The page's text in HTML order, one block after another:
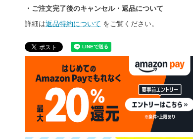
・ご注文完了後のキャンセル・返品について
詳細は返品特約について をご覧ください。